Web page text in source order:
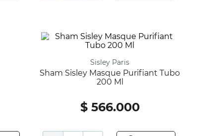
Sisley Paris
Sham Sisley Masque Purifiant Tubo
200 Ml
$ 566.000